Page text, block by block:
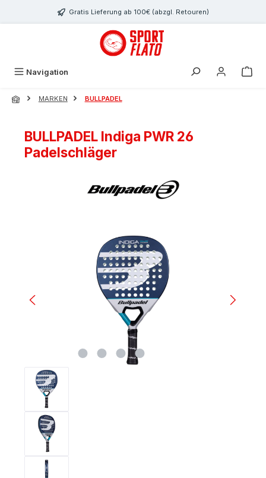
Zum Hauptinhalt springenGratis Lieferung ab 100€ (abzgl. Retouren)
Navigation
MARKEN BULLPADEL
BULLPADEL Indiga PWR 26
Padelschläger
Bildergalerie überspringen